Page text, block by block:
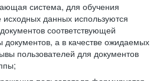
система, для обучения
исходных данных используются
соответствующей
а в качестве ожидаемых
пользователей для документов